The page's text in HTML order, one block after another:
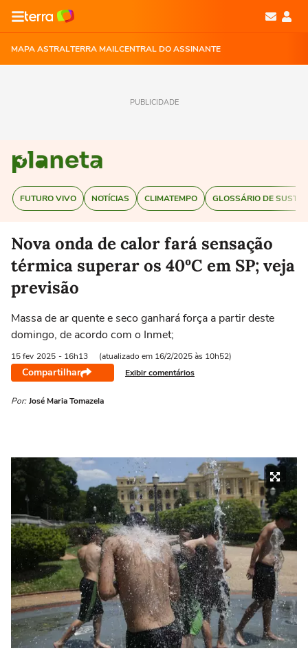
MAPA ASTRALTERRA MAILCENTRAL DO ASSINANTE
PUBLICIDADE
FUTURO VIVO NOTÍCIAS CLIMATEMPO GLOSSÁRIO DE
Nova onda de calor fará sensação
térmica superar os 40ºC em SP; veja
previsão
Massa de ar quente e seco ganhará força a partir deste
domingo, de acordo com o Inmet;
15 fev 2025 - 16h13 (atualizado em 16/2/2025 às 10h52)
Compartilhar Exibir comentários
Por: José Maria Tomazela